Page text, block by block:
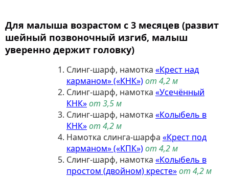
Для малыша возрастом с 3 месяцев (развит
шейный позвоночный изгиб, малыш
уверенно держит головку)
Слинг-шарф, намотка «Крест над
карманом» («КНК»)от 4,2 м
Слинг-шарф, намотка «Усечённый
КНК»от 3,5 м
Слинг-шарф, намотка «Колыбель в
КНК»от 4,2 м
Намотка слинга-шарфа «Крест под
карманом» («КПК»)от 4,2 м
Слинг-шарф, намотка «Колыбель в
простом (двойном) кресте»от 4,2 м